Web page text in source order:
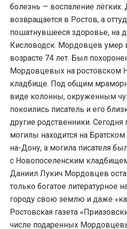
болезнь — воспаление
возвращается в Ростов, а
пошатнувшееся здоровье, на
Кисловодск. Мордовцев умер
возрасте 74 лет. Был
Мордовцевых на ростовском
кладбище. Под общим
виде колонны, окруженным
покоились писатель и его
другие родственники. Сегодня
могилы находится на
на-Дону, а могила писателя
с Новопоселенским
Даниил Лукич Мордовцев
только богатое литературное
городу свою землю и даже
Ростовская газета
числе подаренных